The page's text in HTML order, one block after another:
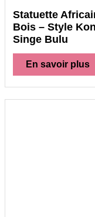
Statuette
Bois – Style
Singe Bulu
En savoir plus